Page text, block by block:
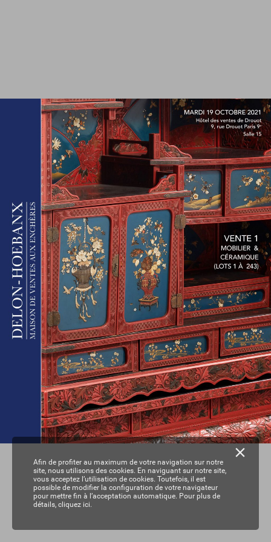
Afin de profiter au maximum de votre navigation sur notre
site, nous utilisons des cookies. En naviguant sur notre site,
vous acceptez l’utilisation de cookies. Toutefois, il est
possible de modifier la configuration de votre navigateur
pour mettre fin à l’acceptation automatique. Pour plus de
détails, cliquez ici.